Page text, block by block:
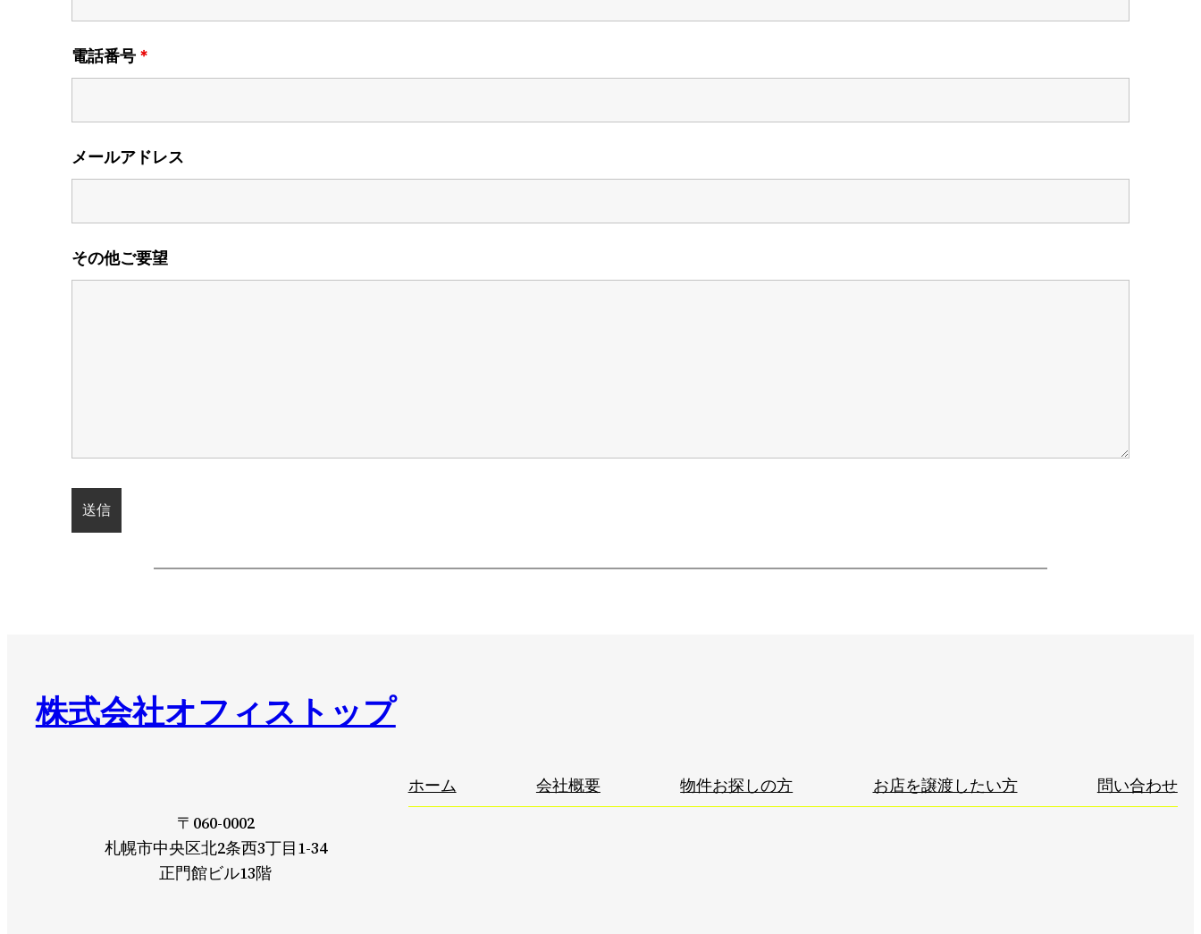
電話番号 *
メールアドレス
その他ご要望
株式会社オフィストップ
〒060-0002
札幌市中央区北2条西3丁目1-34
正門館ビル13階
ホーム 会社概要 物件お探しの方 お店を譲渡したい方 問い合わせ